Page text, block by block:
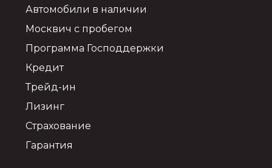
Автомобили в наличии
Москвич с пробегом
Программа Господдержки
Кредит
Трейд-ин
Лизинг
Страхование
Гарантия